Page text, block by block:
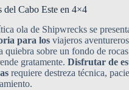
del Cabo Este en 4×4
ola de Shipwrecks se
para los viajeros
quiebra sobre un fondo de
gratamente. Disfrutar de
requiere destreza técnica,